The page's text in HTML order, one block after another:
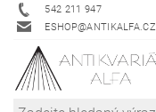
542 211 947
ESHOP@ANTIKALFA.CZ